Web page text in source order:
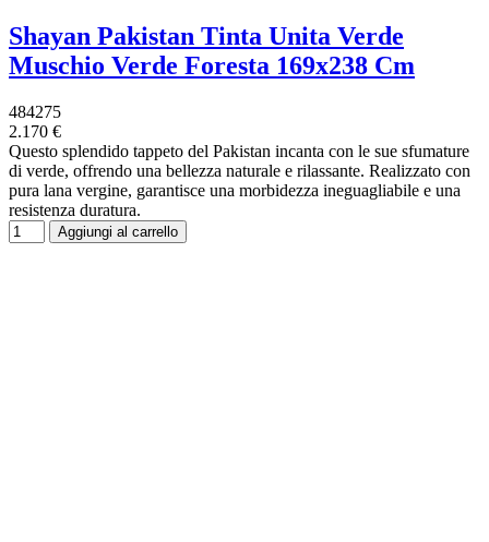
Shayan Pakistan Tinta Unita Verde
Muschio Verde Foresta 169x238 Cm
484275
2.170 €
Questo splendido tappeto del Pakistan incanta con le sue sfumature
di verde, offrendo una bellezza naturale e rilassante. Realizzato con
pura lana vergine, garantisce una morbidezza ineguagliabile e una
resistenza duratura.
Aggiungi al carrello